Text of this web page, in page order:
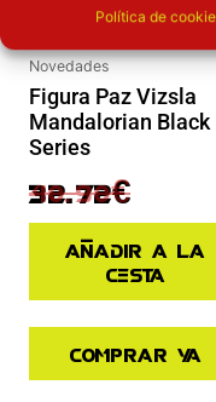
Política de
Novedades
Figura Paz Vizsla
Mandalorian Black
Series
40.90€
32.72€
Añadir a la
cesta
Comprar ya